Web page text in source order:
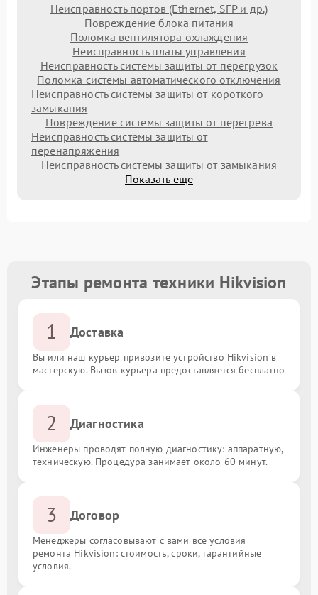
Неисправность портов (Ethernet, SFP и др.)
Повреждение блока питания
Поломка вентилятора охлаждения
Неисправность платы управления
Неисправность системы защиты от перегрузок
Поломка системы автоматического отключения
Неисправность системы защиты от короткого
замыкания
Повреждение системы защиты от перегрева
Неисправность системы защиты от
перенапряжения
Неисправность системы защиты от замыкания
Показать еще
Этапы ремонта техники Hikvision
1 Доставка
Вы или наш курьер привозите устройство Hikvision в
мастерскую. Вызов курьера предоставляется бесплатно
2 Диагностика
Инженеры проводят полную диагностику: аппаратную,
техническую. Процедура занимает около 60 минут.
3 Договор
Менеджеры согласовывают с вами все условия
ремонта Hikvision: стоимость, сроки, гарантийные
условия.